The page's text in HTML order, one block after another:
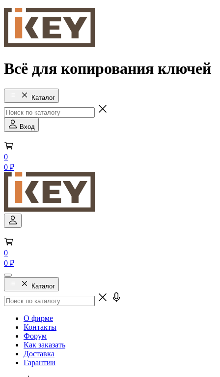
Всё для копирования ключей
Каталог
Вход
0
0 ₽
0
0 ₽
Каталог
О фирме
Контакты
Форум
Как заказать
Доставка
Гарантии